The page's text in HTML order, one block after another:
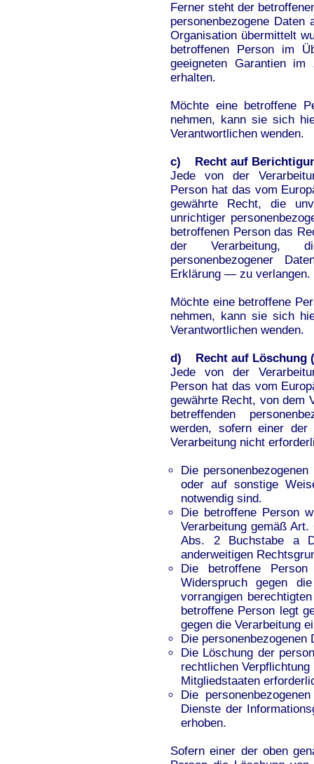
Ferner steht der
personenbezogene
Organisation übermittelt
betroffenen Person im
geeigneten Garantien
erhalten.
Möchte eine betroffene
nehmen, kann sie sich
Verantwortlichen wenden.
c) Recht auf
Jede von der
Person hat das vom
gewährte Recht, die
unrichtiger
betroffenen Person das
der Verarbeitung,
personenbezogener
Erklärung — zu verlangen.
Möchte eine betroffene
nehmen, kann sie sich
Verantwortlichen wenden.
d) Recht auf Löschung
Jede von der
Person hat das vom
gewährte Recht, von dem
betreffenden
werden, sofern einer
Verarbeitung nicht
Die
oder auf sonstige
notwendig sind.
Die betroffene Person
Verarbeitung gemäß
Abs. 2 Buchstabe a
anderweitigen
Die betroffene
Widerspruch gegen
vorrangigen
betroffene Person legt
gegen die Verarbeitung
Die
Die Löschung der
rechtlichen
Mitgliedstaaten
Die
Dienste der
erhoben.
Sofern einer der oben